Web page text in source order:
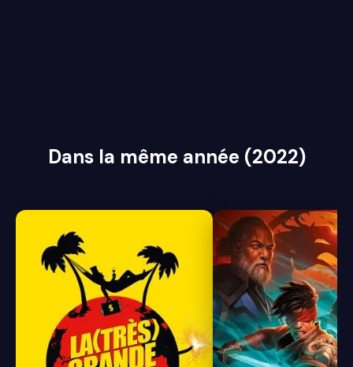
Dans la même année (2022)